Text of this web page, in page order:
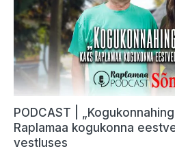
PODCAST |
Raplamaa kogukonna
vestluses